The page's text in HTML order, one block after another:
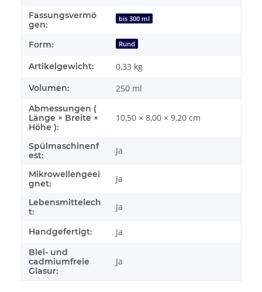
Fassungsvermö
gen:
bis 300 ml
Form: Rund
Artikelgewicht: 0,33 kg
Volumen: 250 ml
Abmessungen (
Länge × Breite ×
Höhe ):
10,50 × 8,00 × 9,20 cm
Spülmaschinenf
est:
Ja
Mikrowellengeei
gnet:
Ja
Lebensmittelech
t:
Ja
Handgefertigt: Ja
Blei- und
cadmiumfreie
Glasur:
Ja